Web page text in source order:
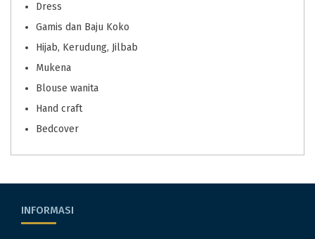
Dress
Gamis dan Baju Koko
Hijab, Kerudung, Jilbab
Mukena
Blouse wanita
Hand craft
Bedcover
INFORMASI